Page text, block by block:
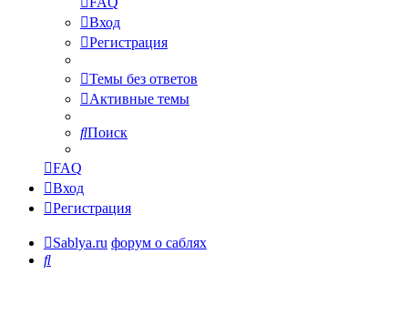
Вход
Регистрация
Темы без ответов
Активные темы
Поиск
FAQ
Вход
Регистрация
Sablya.ru форум о саблях
Поиск